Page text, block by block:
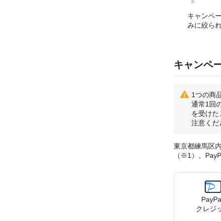
キャンペ
みに絞ら
キャンペ
1つの商
通常1回
を受け
注意くだ
東京都練馬区
（※1）。
クレジ